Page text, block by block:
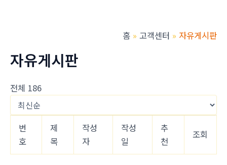
홈 고객센터 자유게시판
자유게시판
전체 186
번
호
제
목
작성
자
작성
일
추
천
조회